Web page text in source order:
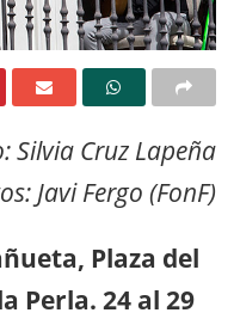
Silvia Cruz Lapeña
Javi Fergo (FonF)
Plaza del
Perla. 24 al 29